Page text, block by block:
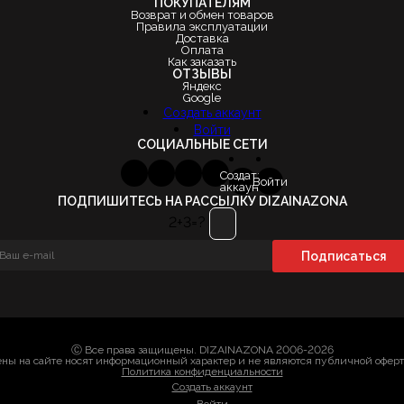
Возврат и обмен товаров
Правила эксплуатации
Доставка
Оплата
Как заказать
ОТЗЫВЫ
Яндекс
Google
Создать аккаунт
Войти
СОЦИАЛЬНЫЕ СЕТИ
Создать
аккаунтВойти
ПОДПИШИТЕСЬ НА РАССЫЛКУ DIZAINAZONA
2+3=?
Ⓒ Все права защищены. DIZAINAZONA 2006-2026
на сайте носят информационный характер и не являются публичной
Политика конфиденциальности
Создать аккаунт